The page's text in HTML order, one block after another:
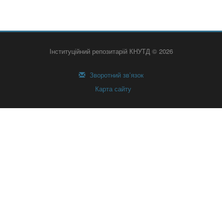
Інституційний репозитарій КНУТД © 2026
Зворотний зв’язок
Карта сайту